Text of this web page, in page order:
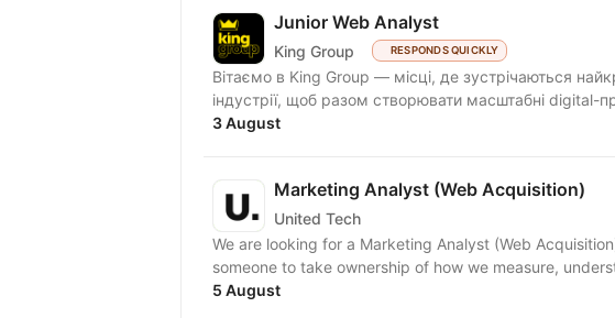
Junior Web Analyst
King Group RESPONDS QUICKLY
Вітаємо в King Group — місці, де зустрічаються
індустрії, щоб разом створювати масштабні digital-
3 August
Marketing Analyst (Web Acquisition)
United Tech
We are looking for a Marketing Analyst (Web
someone to take ownership of how we measure,
5 August